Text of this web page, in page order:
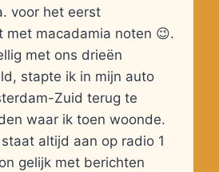
voor het eerst
met macadamia noten 😉.
met ons drieën
stapte ik in mijn auto
Zuid terug te
waar ik toen woonde.
altijd aan op radio 1
gelijk met berichten